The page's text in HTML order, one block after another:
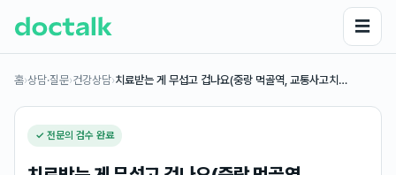
☰
홈›상담·질문›건강상담›치료받는 게 무섭고 겁나요(중랑 먹골역, 교통사고치…
✓ 전문의 검수 완료